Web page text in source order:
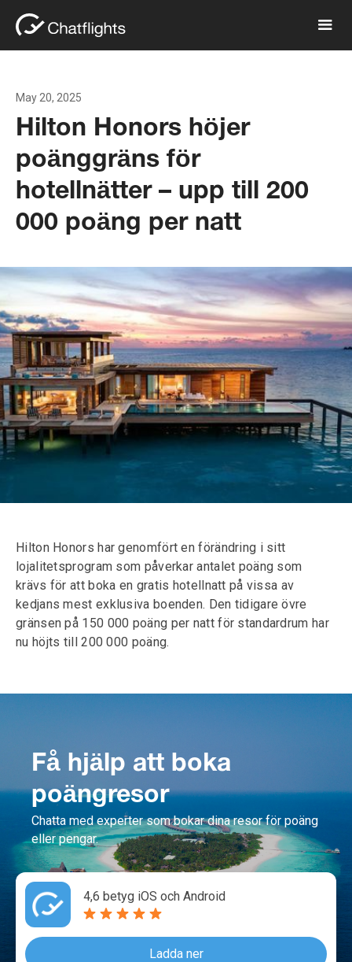
May 20, 2025
Hilton Honors höjer
poänggräns för
hotellnätter – upp till 200
000 poäng per natt
Hilton Honors har genomfört en förändring i sitt
lojalitetsprogram som påverkar antalet poäng som
krävs för att boka en gratis hotellnatt på vissa av
kedjans mest exklusiva boenden. Den tidigare övre
gränsen på 150 000 poäng per natt för standardrum har
nu höjts till 200 000 poäng.
Få hjälp att boka
poängresor
Chatta med experter som bokar dina resor för poäng
eller pengar.
4,6 betyg iOS och Android
Ladda ner